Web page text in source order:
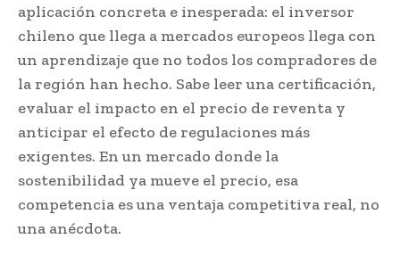
aplicación concreta e inesperada: el inversor
chileno que llega a mercados europeos llega con
un aprendizaje que no todos los compradores de
la región han hecho. Sabe leer una certificación,
evaluar el impacto en el precio de reventa y
anticipar el efecto de regulaciones más
exigentes. En un mercado donde la
sostenibilidad ya mueve el precio, esa
competencia es una ventaja competitiva real, no
una anécdota.